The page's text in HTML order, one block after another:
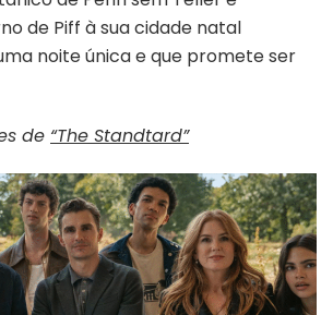
de Piff à sua cidade natal
noite única e que promete ser
de “The Standtard”